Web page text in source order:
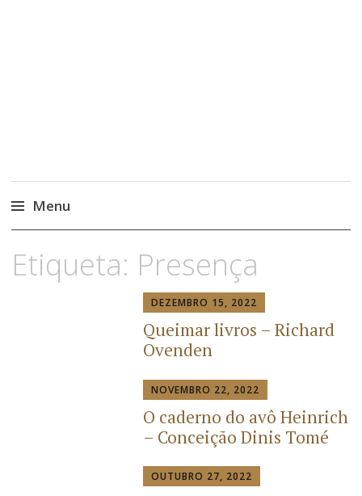
Menu
Etiqueta: Presença
DEZEMBRO 15, 2022
Queimar livros – Richard
Ovenden
NOVEMBRO 22, 2022
O caderno do avô Heinrich
– Conceição Dinis Tomé
OUTUBRO 27, 2022